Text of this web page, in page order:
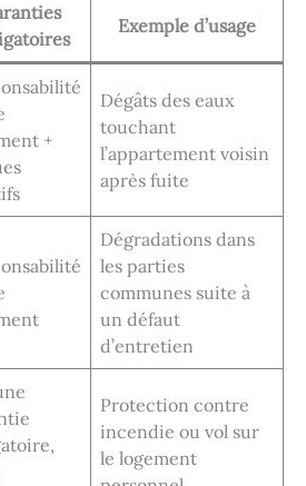
Exemple d’usage
+
Dégâts des eaux
touchant
l’appartement voisin
après fuite
Dégradations dans
les parties
communes suite à
un défaut
d’entretien
Protection contre
incendie ou vol sur
le logement